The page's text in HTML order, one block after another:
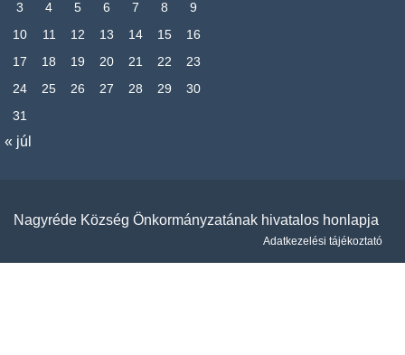
3
4 5 6 7 8
9
10
11 12 13 14 15
16
17
18 19 20 21 22
23
24
25 26 27 28 29
30
31
« júl
Nagyréde Község Önkormányzatának hivatalos honlapja
Adatkezelési tájékoztató